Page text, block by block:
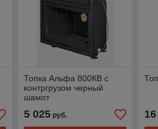
Топка Альфа 800КB с
контргрузом черный
шамот
5 025руб.